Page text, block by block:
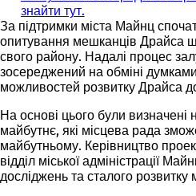
знайти тут.
В
і
д
к
р
в
а
є
т
ь
За підтримки міста Майнц
опитування мешканців Драйса
свого району. Надалі процес
зосереджений на обміні
можливостей розвитку Драйса
На основі цього були визначені
майбутнє, які місцева рада
майбутньому. Керівництво
відділ міської адміністрації
досліджень та сталого розвитку